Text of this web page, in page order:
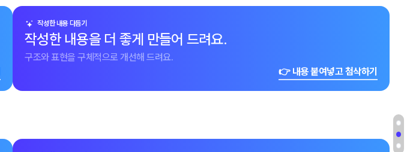
작성한 내용 다듬기
작성한 내용을 더 좋게 만들어 드려요.
구조와 표현을 구체적으로 개선해 드려요.
👉 내용 붙여넣고 첨삭하기